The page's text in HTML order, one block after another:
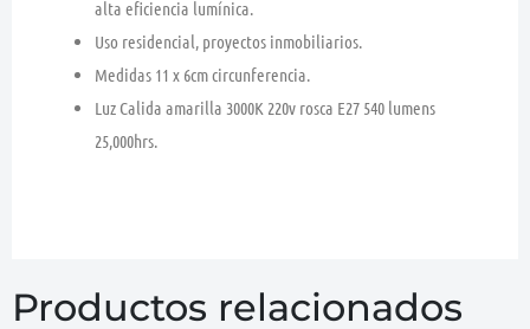
alta eficiencia lumínica.
Uso residencial, proyectos inmobiliarios.
Medidas 11 x 6cm circunferencia.
Luz Calida amarilla 3000K 220v rosca E27 540 lumens
25,000hrs.
Productos relacionados